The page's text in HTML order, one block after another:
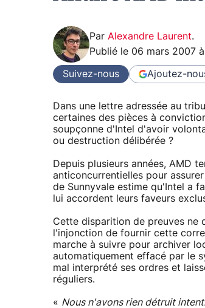
Par Alexandre Laurent.
Publié le 06 mars 2007 à
Suivez-nous Ajoutez-
Dans une lettre adressée au
certaines des pièces à
soupçonne d'Intel d'avoir
ou destruction délibérée ?
Depuis plusieurs années, AMD
anticoncurrentielles pour
de Sunnyvale estime qu'Intel a
lui accordent leurs faveurs
Cette disparition de preuves ne
l'injonction de fournir cette
marche à suivre pour archiver
automatiquement effacé par le
mal interprété ses ordres et
réguliers.
« Nous n'avons rien détruit